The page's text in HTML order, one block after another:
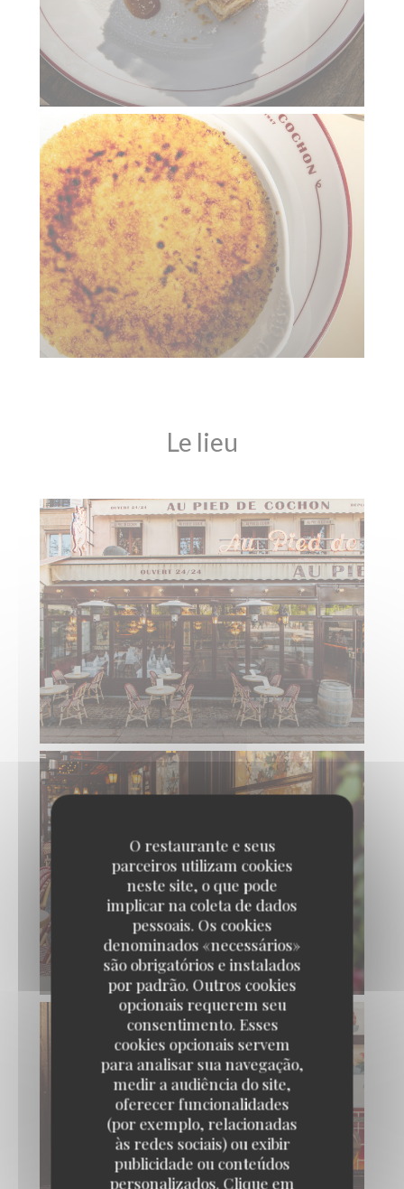
O restaurante e seus
parceiros utilizam cookies
neste site, o que pode
implicar na coleta de dados
pessoais. Os cookies
denominados «necessários»
são obrigatórios e instalados
por padrão. Outros cookies
opcionais requerem seu
consentimento. Esses
cookies opcionais servem
para analisar sua navegação,
medir a audiência do site,
oferecer funcionalidades
(por exemplo, relacionadas
às redes sociais) ou exibir
publicidade ou conteúdos
personalizados. Clique em
Le lieu